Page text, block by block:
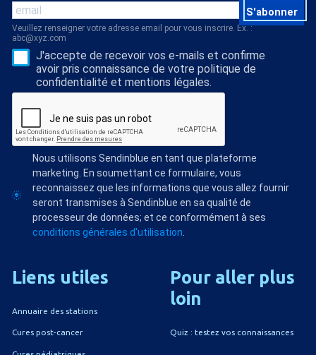
S'abonner
Veuillez renseigner votre adresse email pour vous inscrire. Ex. :
abc@xyz.com
J'accepte de recevoir vos e-mails et confirme
avoir pris connaissance de votre politique de
confidentialité et mentions légales.
Nous utilisons Sendinblue en tant que plateforme
marketing. En soumettant ce formulaire, vous
reconnaissez que les informations que vous allez fournir
seront transmises à Sendinblue en sa qualité de
processeur de données; et ce conformément à ses
conditions générales d'utilisation
Liens utiles
Annuaire des stations
Cures post-cancer
Pour aller plus
loin
Quiz : testez vos connaissances